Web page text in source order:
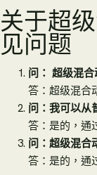
关于超
见问题
问： 超级混
答：超级混合
问：我可以从
答：是的，通
问：超级混合
答：是的，通